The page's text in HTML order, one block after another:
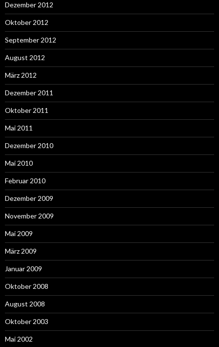
Dezember 2012
Oktober 2012
September 2012
August 2012
März 2012
Dezember 2011
Oktober 2011
Mai 2011
Dezember 2010
Mai 2010
Februar 2010
Dezember 2009
November 2009
Mai 2009
März 2009
Januar 2009
Oktober 2008
August 2008
Oktober 2003
Mai 2002